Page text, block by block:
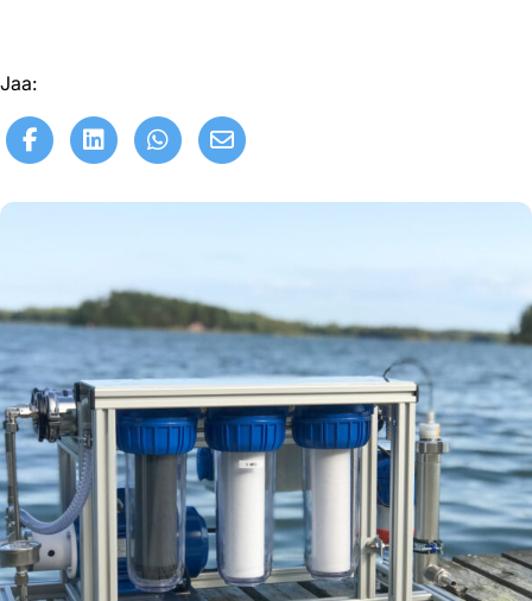
Jaa:
Share on Facebook
Share on LinkedIn
Share on WhatsApp